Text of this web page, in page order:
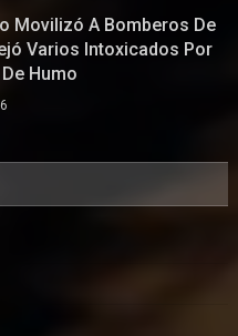
Movilizó A Bomberos De
Varios Intoxicados Por
Humo